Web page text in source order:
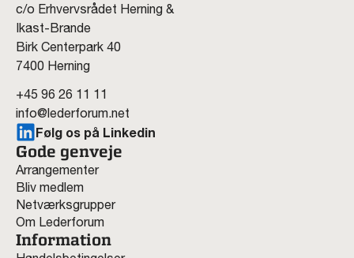
c/o Erhvervsrådet Herning &
Ikast-Brande
Birk Centerpark 40
7400 Herning
+45 96 26 11 11
info@lederforum.net
Følg os på Linkedin
Gode genveje
Arrangementer
Bliv medlem
Netværksgrupper
Om Lederforum
Information